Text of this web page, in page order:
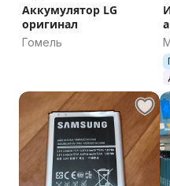
Аккумулятор LG
оригинал
Гомель